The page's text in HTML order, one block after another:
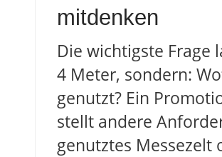
mitdenken
Die wichtigste Frage
4 Meter, sondern:
genutzt? Ein
stellt andere
genutztes Messezelt